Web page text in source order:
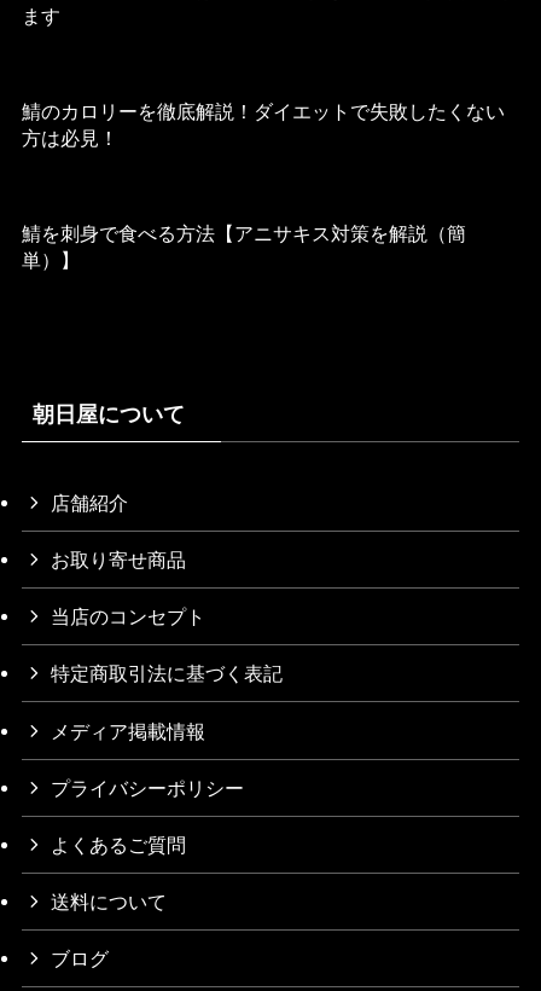
ます
鯖のカロリーを徹底解説！ダイエットで失敗したくない
方は必見！
鯖を刺身で食べる方法【アニサキス対策を解説（簡
単）】
朝日屋について
店舗紹介
お取り寄せ商品
当店のコンセプト
特定商取引法に基づく表記
メディア掲載情報
プライバシーポリシー
よくあるご質問
送料について
ブログ